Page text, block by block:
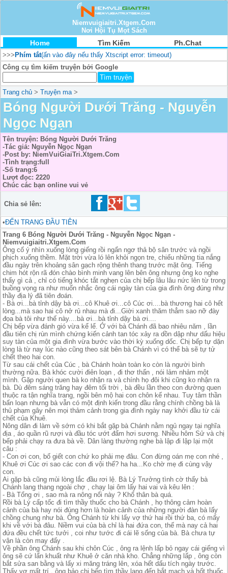
Niemvuigiaitri.Xtgem.Com
Nơi Hội Tụ Mọt Sách
Home Tìm Kiếm Ph.Chat
>>>Phím tắt(ấn vào đây nếu thấy Xtscript error: timeout)
Công cụ tìm kiếm truyện bởi Google
Trang chủ > Truyện ma >
Bóng Người Dưới Trăng - Nguyễn
Ngọc Ngạn
Tên truyện: Bóng Người Dưới Trăng
-Tác giả: Nguyễn Ngọc Ngạn
-Post by: NiemVuiGiaiTri.Xtgem.Com
-Tình trạng:full
-Số trang:6
Lượt đọc: 2220
Chúc các bạn online vui vẻ
Chia sẻ lên:
•ĐẾN TRANG ĐẦU TIÊN
Trang 6 Bóng Người Dưới Trăng - Nguyễn Ngọc Ngạn -
Niemvuigiaitri.Xtgem.Com
Ông cố ý nhìn xuống lòng giếng rồi ngẩn ngơ thả bộ sân trước và ngồi
phịch xuống thềm. Mặt trời vừa ló lên khỏi ngọn tre, chiếu những tia nắng
đầu ngày trên khoảng sân gạch rộng thênh thang trước mặt ông. Tiếng
chim hót rộn rã đón chào bình minh vang lên bên ông nhưng ông ko nghe
thấy gì cả , chỉ có tiếng khóc tắt nghẹn của chị bếp lâu lâu nức lên từ trong
buồng vọng ra như muốn nhắc ông cái ngày tàn của gia đình ông đúng như
thầy địa lý đã tiên đoán.
- Bà ơi...bà tỉnh dậy bà ơi...cô Khuê ơi...cô Cúc ơi....bà thương hai cô hết
lòng...mà sao hai cô nở rủ nhau mà đi...Giời xanh thăm thẳm sao nỡ đày
đọa bà tôi như thế này....bà ơi...bà tỉnh dậy bà ơi....
Chị bếp vừa đánh gió vừa kể lể. Ở với bà Chánh đã bao nhiêu năm , lần
đầu tiên chị rùn mình chứng kiến cảnh tan tóc xảy ra dồn dập như dấu hiệu
suy tàn của một gia đình vừa bước vào thời kỳ xuống dốc. Chị bếp tự dặn
lòng là từ nay lúc nào cũng theo sát bên bà Chánh vì có thể bà sẽ tự tử
chết theo hai con.
Từ sau cái chết của Cúc , bà Chánh hoàn toàn ko còn là người bình
thường nữa. Bà khóc cười điên loạn , đi thơ thẩn , nói lảm nhảm một
mình. Gặp người quen bà ko nhận ra và chính họ đôi khi cũng ko nhận ra
bà. Dù đêm sáng trăng hay đêm tối trời , bà đều lần theo con đường quen
thuộc ra tận nghĩa trang, ngồi bên mộ hai con chôn kế nhau. Tuy tâm thần
bấn loạn nhưng bà vẫn có một định kiến trong đầu rằng chính chồng bà là
thủ phạm gây nên mọi thảm cảnh trong gia đình ngày nay khởi đầu từ cái
chết của Khuê.
Nông dân đi làm về sớm có khi bắt gặp bà Chánh nằm ngủ ngay tại nghĩa
địa , áo quần rũ rượi và đầu tóc ướt đẩm hơi sương. Nhiều hôm Sử và chị
bếp phải chạy ra đưa bà về. Dân làng thường nghe bà lập đi lập lại một
câu :
- Con ơi con, bố giết con chứ ko phải mẹ đâu. Con đừng oán mẹ con nhé ,
Khuê ơi Cúc ơi sao các con đi vội thế? ha ha...Ko chờ mẹ đi cùng vậy
con.
Ai gặp bà cũng mủi lòng lắc đầu rơi lệ. Bà Lý Trưởng tình cờ thấy bà
Chánh lang thang ngoài chợ , chạy lại ôm lấy hai vai và kêu lên :
- Bà Tổng ơi , sao mà ra nông nổi này ? Khổ thân bà quá.
Rồi bà Lý cấp tốc đi tìm thầy thuốc cho bà Chánh , họ thông cảm hoàn
cảnh của bà hay nói đúng hơn là hoàn cảnh của những người đàn bà lấy
chồng chung như bà. Ông Chánh từ khi lấy vợ thứ hai rồi thứ ba, có mấy
khi về với bà đâu. Niềm vui của bà chỉ là hai đứa con, thế mà nay cả hai
đứa đều chết tức tưởi , coi như tước đi cái lẽ sống của bà. Bà chưa tự
vận là còn may đấy .
Về phần ông Chánh sau khi chôn Cúc , ông ra lệnh lấp bỏ ngay cái giếng vì
ông sẽ cứ lẩn khuất như Khuê ở căn nhà kho. Chẳng những lấp , ông còn
bắt sửa san bằng và lấy xi măng tráng lên, xóa hết dấu tích ngày trước.
Thấy vợ mất trí , ông bảo chị bếp tìm thầy lang đến bắt mạch và hốt thuốc.